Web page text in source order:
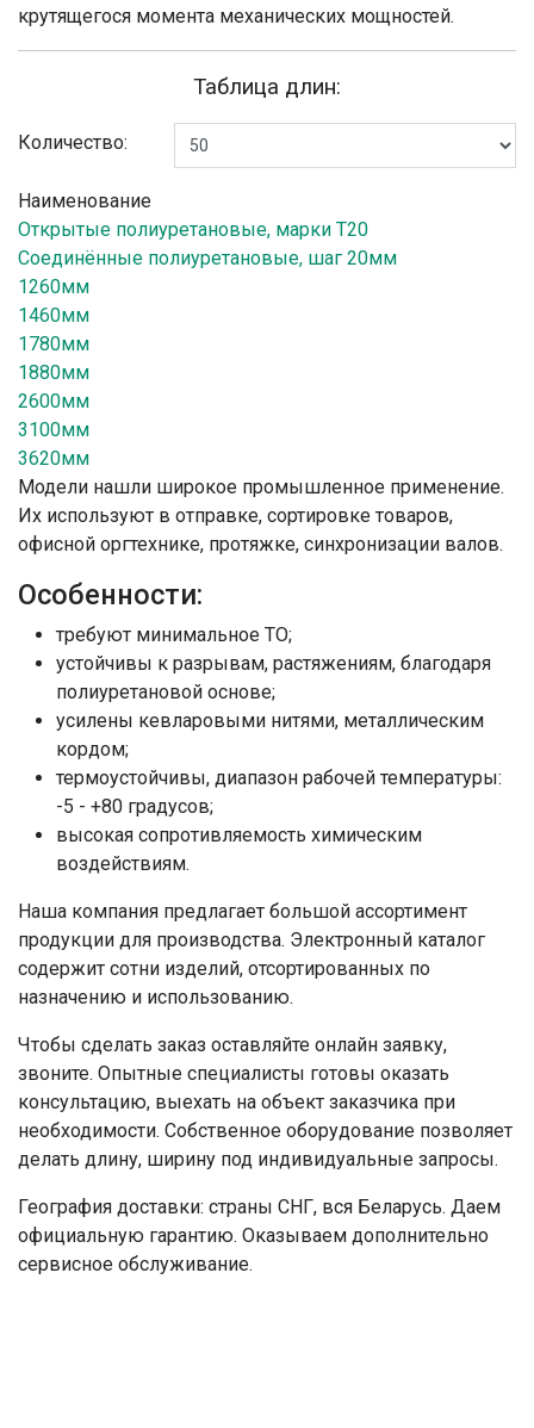
крутящегося момента механических мощностей.
Таблица длин:
Количество:
Наименование
Открытые полиуретановые, марки Т20
Соединённые полиуретановые, шаг 20мм
1260мм
1460мм
1780мм
1880мм
2600мм
3100мм
3620мм
Модели нашли широкое промышленное применение.
Их используют в отправке, сортировке товаров,
офисной оргтехнике, протяжке, синхронизации валов.
Особенности:
требуют минимальное ТО;
устойчивы к разрывам, растяжениям, благодаря
полиуретановой основе;
усилены кевларовыми нитями, металлическим
кордом;
термоустойчивы, диапазон рабочей температуры:
-5 - +80 градусов;
высокая сопротивляемость химическим
воздействиям.
Наша компания предлагает большой ассортимент
продукции для производства. Электронный каталог
содержит сотни изделий, отсортированных по
назначению и использованию.
Чтобы сделать заказ оставляйте онлайн заявку,
звоните. Опытные специалисты готовы оказать
консультацию, выехать на объект заказчика при
необходимости. Собственное оборудование позволяет
делать длину, ширину под индивидуальные запросы.
География доставки: страны СНГ, вся Беларусь. Даем
официальную гарантию. Оказываем дополнительно
сервисное обслуживание.